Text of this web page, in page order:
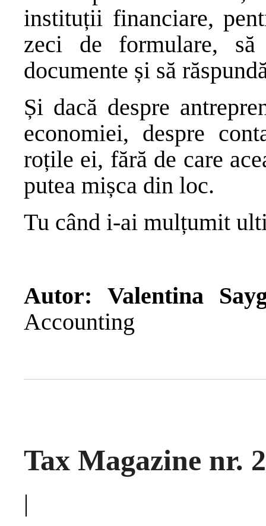
instituții financiare,
zeci de formulare,
documente și să
Și dacă despre
economiei, despre
roțile ei, fără de care
putea mișca din loc.
Tu când i-ai mulțumit
Autor: Valentina
Accounting
Tax Magazine nr.
|